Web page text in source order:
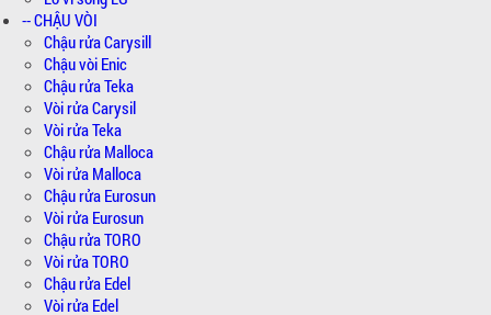
-- CHẬU VÒI
Chậu rửa Carysill
Chậu vòi Enic
Chậu rửa Teka
Vòi rửa Carysil
Vòi rửa Teka
Chậu rửa Malloca
Vòi rửa Malloca
Chậu rửa Eurosun
Vòi rửa Eurosun
Chậu rửa TORO
Vòi rửa TORO
Chậu rửa Edel
Vòi rửa Edel